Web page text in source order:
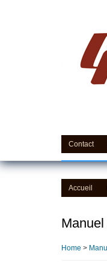
Contact
Accueil
Home >